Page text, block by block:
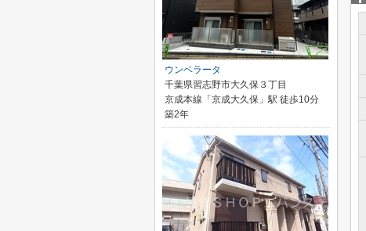
ウンベラータ
千葉県習志野市大久保３丁目
京成本線「京成大久保」駅 徒歩10分
築2年